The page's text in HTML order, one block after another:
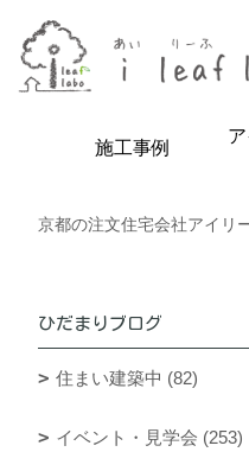
施工事例
京都の注文住宅会社アイリ
ひだまりブログ
住まい建築中 (82)
イベント・見学会 (253)